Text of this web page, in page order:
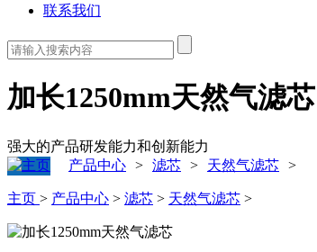
联系我们
加长1250mm天然气滤芯
强大的产品研发能力和创新能力
产品中心 > 滤芯 > 天然气滤芯 >
主页 > 产品中心 > 滤芯 > 天然气滤芯 >